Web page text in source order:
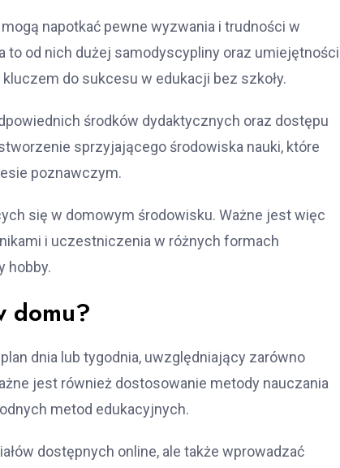
napotkać pewne wyzwania i trudności w
od nich dużej samodyscypliny oraz umiejętności
do sukcesu w edukacji bez szkoły.
środków dydaktycznych oraz dostępu
sprzyjającego środowiska nauki, które
poznawczym.
się w domowym środowisku. Ważne jest więc
i uczestniczenia w różnych formach
hobby.
domu?
dnia lub tygodnia, uwzględniający zarówno
jest również dostosowanie metody nauczania
metod edukacyjnych.
dostępnych online, ale także wprowadzać